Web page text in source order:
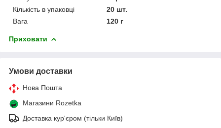
Кількість в упаковці
20 шт.
Вага
120 г
Приховати
Умови доставки
Нова Пошта
Магазини Rozetka
Доставка кур'єром (тільки Київ)